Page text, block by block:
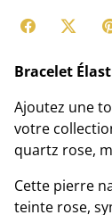
Bracelet
Ajoutez une
votre
quartz rose,
Cette pierre
teinte rose,